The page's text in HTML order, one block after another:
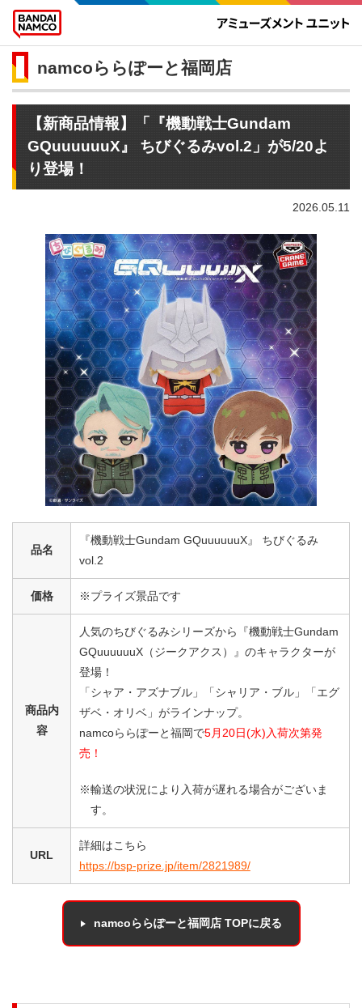
namcoららぽーと福岡店
【新商品情報】「『機動戦士Gundam
GQuuuuuuX』 ちびぐるみvol.2」が5/20よ
り登場！
2026.05.11
品名
『機動戦士Gundam GQuuuuuuX』 ちびぐるみ
vol.2
価格 ※プライズ景品です
商品内
容
人気のちびぐるみシリーズから『機動戦士Gundam
GQuuuuuuX（ジークアクス）』のキャラクターが
登場！
「シャア・アズナブル」「シャリア・ブル」「エグ
ザベ・オリベ」がラインナップ。
namcoららぽーと福岡で5月20日(水)入荷次第発
売！
※輸送の状況により入荷が遅れる場合がございま
す。
URL
詳細はこちら
https://bsp-prize.jp/item/2821989/
namcoららぽーと福岡店 TOPに戻る